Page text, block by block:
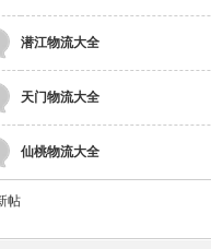
潜江物流大全
天门物流大全
仙桃物流大全